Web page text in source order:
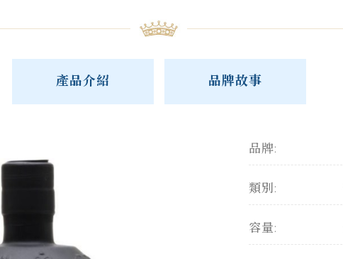
產品介紹 品牌故事
品牌:
類別:
容量: